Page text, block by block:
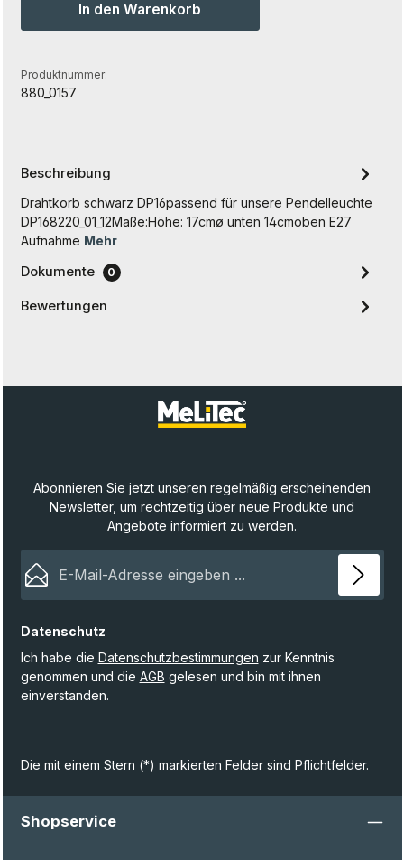
In den Warenkorb
Produktnummer:
880_0157
Beschreibung
Drahtkorb schwarz DP16passend für unsere Pendelleuchte
DP168220_01_12Maße:Höhe: 17cmø unten 14cmoben E27
Aufnahme Mehr
Dokumente 0
Bewertungen
Abonnieren Sie jetzt unseren regelmäßig erscheinenden
Newsletter, um rechtzeitig über neue Produkte und
Angebote informiert zu werden.
Datenschutz
Ich habe die Datenschutzbestimmungen zur Kenntnis
genommen und die AGB gelesen und bin mit ihnen
einverstanden.
Die mit einem Stern (*) markierten Felder sind Pflichtfelder.
Shopservice